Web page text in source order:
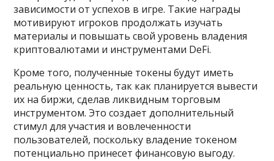
зависимости от успехов в игре. Такие награды
мотивируют игроков продолжать изучать
материалы и повышать свой уровень владения
криптовалютами и инструментами DeFi.
Кроме того, полученные токены будут иметь
реальную ценность, так как планируется вывести
их на биржи, сделав ликвидным торговым
инструментом. Это создает дополнительный
стимул для участия и вовлеченности
пользователей, поскольку владение токеном
потенциально принесет финансовую выгоду.